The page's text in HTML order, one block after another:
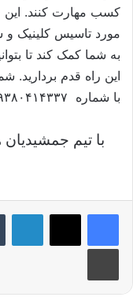
کسب مهارت کنند. این
مورد تاسیس کلینیک
به شما کمک کند تا
این راه قدم بردارید.
با شماره ۰۹۳۸۰۴۱۴۳۳۷ تماس حاصل فرمایید
با تیم
لینکدین
چاپ